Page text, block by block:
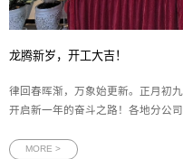
龙腾新岁，开工大吉！
律回春晖渐，万象始更新。正月初
开启新一年的奋斗之路！各地分公
繁为简解疑难。崭新征程自今始，
MORE >